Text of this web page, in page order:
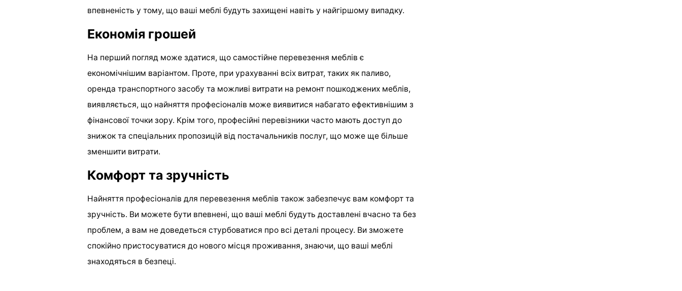
впевненість у тому, що ваші меблі будуть захищені навіть у найгіршому випадку.
Економія грошей
На перший погляд може здатися, що самостійне перевезення меблів є
економічнішим варіантом. Проте, при урахуванні всіх витрат, таких як паливо,
оренда транспортного засобу та можливі витрати на ремонт пошкоджених меблів,
виявляється, що найняття професіоналів може виявитися набагато ефективнішим з
фінансової точки зору. Крім того, професійні перевізники часто мають доступ до
знижок та спеціальних пропозицій від постачальників послуг, що може ще більше
зменшити витрати.
Комфорт та зручність
Найняття професіоналів для перевезення меблів також забезпечує вам комфорт та
зручність. Ви можете бути впевнені, що ваші меблі будуть доставлені вчасно та без
проблем, а вам не доведеться стурбоватися про всі деталі процесу. Ви зможете
спокійно пристосуватися до нового місця проживання, знаючи, що ваші меблі
знаходяться в безпеці.